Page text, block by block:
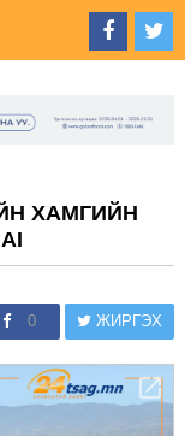
ХАМГИЙН
0 ЖИРГЭХ